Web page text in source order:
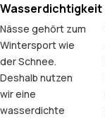
Wasserdichtigkeit
Nässe gehört zum
Wintersport wie
der Schnee.
Deshalb nutzen
wir eine
wasserdichte